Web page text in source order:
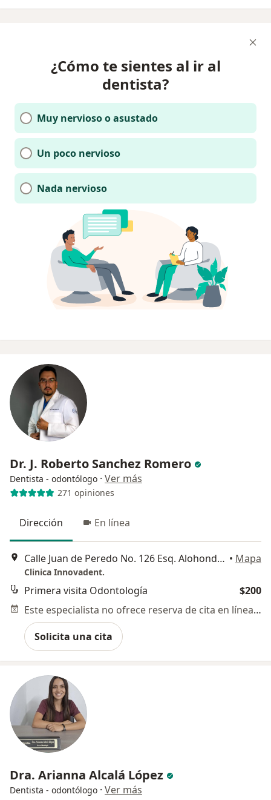
¿Cómo te sientes al ir al
dentista?
Muy nervioso o asustado
Un poco nervioso
Nada nervioso
Dr. J. Roberto Sanchez Romero
Dentista - odontólogo · Ver más
271 opiniones
Dirección En línea
Calle Juan de Peredo No. 126 Esq. Alohondiga, Col. Las Trojes, León, Guanajuato, León • Mapa
Clinica Innovadent.
Primera visita Odontología
$200
Este especialista no ofrece reserva de cita en línea en esta dirección.
Solicita una cita
Dra. Arianna Alcalá López
Dentista - odontólogo · Ver más